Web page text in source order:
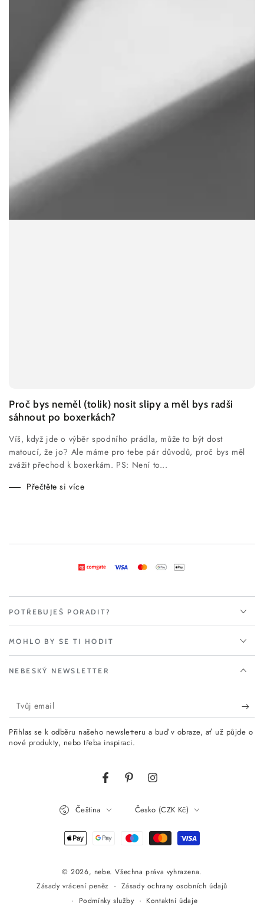
Proč bys neměl (tolik) nosit slipy a měl bys radši
sáhnout po boxerkách?
Víš, když jde o výběr spodního prádla, může to být dost
matoucí, že jo? Ale máme pro tebe pár důvodů, proč bys měl
zvážit přechod k boxerkám. PS: Není to...
Přečtěte si více
POTŘEBUJEŠ PORADIT?
MOHLO BY SE TI HODIT
NEBESKÝ NEWSLETTER
Tvůj
email
Přihlas se k odběru našeho newsletteru a buď v obraze, ať už půjde o
nové produkty, nebo třeba inspiraci.
FacebookPinterestInstagram
© 2026, nebe. Všechna práva vyhrazena.
Zásady vrácení peněz
Zásady ochrany osobních údajů
Podmínky služby
Kontaktní údaje
Čeština
Země/oblast
Česko (CZK Kč)